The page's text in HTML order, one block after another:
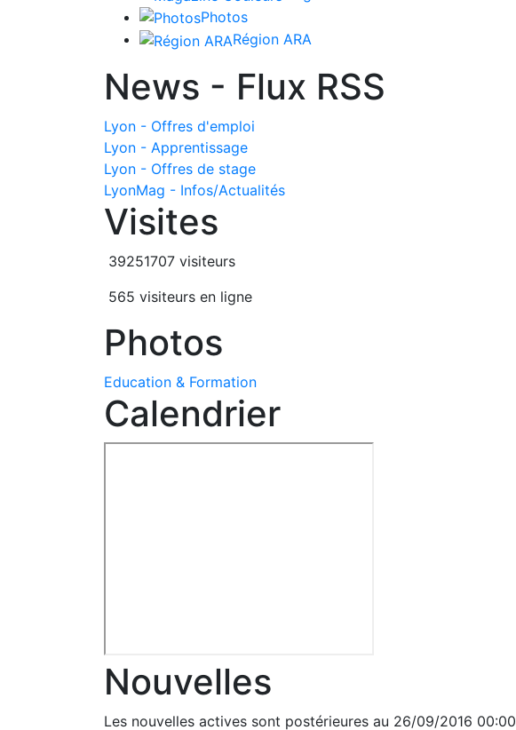
Photos
Région ARA
News - Flux RSS
Lyon - Offres d'emploi
Lyon - Apprentissage
Lyon - Offres de stage
LyonMag - Infos/Actualités
Visites
39251707 visiteurs
565 visiteurs en ligne
Photos
Education & Formation
Calendrier
Nouvelles
Les nouvelles actives sont postérieures au 26/09/2016 00:00